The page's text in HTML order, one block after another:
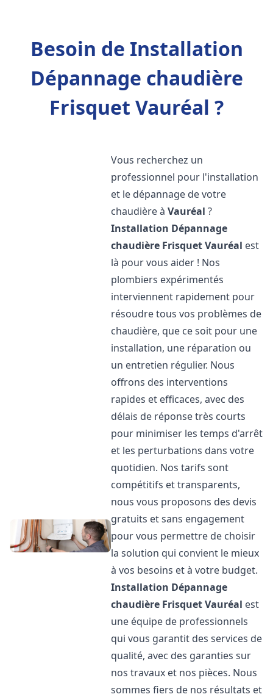
Besoin de Installation
Dépannage chaudière
Frisquet Vauréal ?
Vous recherchez un
professionnel pour l'installation
et le dépannage de votre
chaudière àVauréal ?
Installation Dépannage
chaudière FrisquetVauréal est
là pour vous aider ! Nos
plombiers expérimentés
interviennent rapidement pour
résoudre tous vos problèmes de
chaudière, que ce soit pour une
installation, une réparation ou
un entretien régulier. Nous
offrons des interventions
rapides et efficaces, avec des
délais de réponse très courts
pour minimiser les temps d'arrêt
et les perturbations dans votre
quotidien. Nos tarifs sont
compétitifs et transparents,
nous vous proposons des devis
gratuits et sans engagement
pour vous permettre de choisir
la solution qui convient le mieux
à vos besoins et à votre budget.
Installation Dépannage
chaudière FrisquetVauréal est
une équipe de professionnels
qui vous garantit des services de
qualité, avec des garanties sur
nos travaux et nos pièces. Nous
sommes fiers de nos résultats et